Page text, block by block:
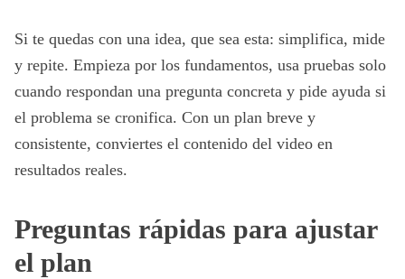
Si te quedas con una idea, que sea esta: simplifica, mide
y repite. Empieza por los fundamentos, usa pruebas solo
cuando respondan una pregunta concreta y pide ayuda si
el problema se cronifica. Con un plan breve y
consistente, conviertes el contenido del video en
resultados reales.
Preguntas rápidas para ajustar
el plan